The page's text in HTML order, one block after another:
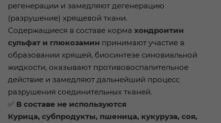
регенерации и замедляют дегенерацию
(разрушение) хрящевой ткани.
Содержащиеся в составе корма хондроитин
сульфат и глюкозамин принимают участие в
образовании хрящей, биосинтезе синовиальной
жидкости, оказывают противовоспалительное
действие и замедляют дальнейший процесс
разрушения соединительных тканей.
✅ В составе не используются
Курица, субпродукты, пшеница, кукуруза, соя,